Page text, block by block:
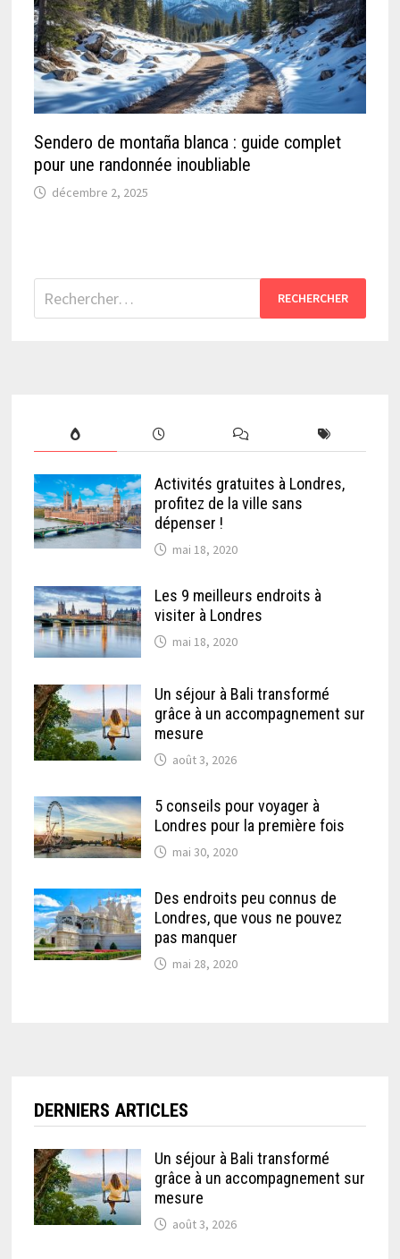
Sendero de montaña blanca : guide complet
pour une randonnée inoubliable
décembre 2, 2025
Rechercher :
Activités gratuites à Londres,
profitez de la ville sans
dépenser !
mai 18, 2020
Les 9 meilleurs endroits à
visiter à Londres
mai 18, 2020
Un séjour à Bali transformé
grâce à un accompagnement sur
mesure
août 3, 2026
5 conseils pour voyager à
Londres pour la première fois
mai 30, 2020
Des endroits peu connus de
Londres, que vous ne pouvez
pas manquer
mai 28, 2020
DERNIERS ARTICLES
Un séjour à Bali transformé
grâce à un accompagnement sur
mesure
août 3, 2026